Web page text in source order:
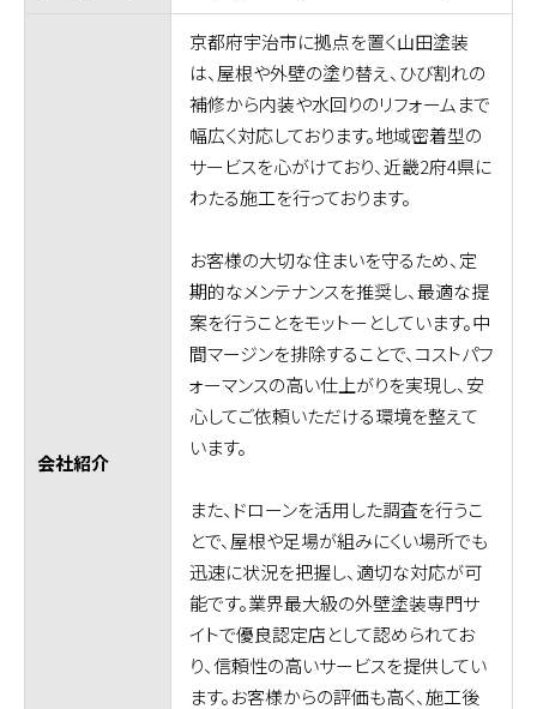
会社紹介
京都府宇治市に拠点を置く山田塗装
は、屋根や外壁の塗り替え、ひび割れの
補修から内装や水回りのリフォームまで
幅広く対応しております。地域密着型の
サービスを心がけており、近畿2府4県に
わたる施工を行っております。
お客様の大切な住まいを守るため、定
期的なメンテナンスを推奨し、最適な提
案を行うことをモットーとしています。中
間マージンを排除することで、コストパフ
ォーマンスの高い仕上がりを実現し、安
心してご依頼いただける環境を整えて
います。
また、ドローンを活用した調査を行うこ
とで、屋根や足場が組みにくい場所でも
迅速に状況を把握し、適切な対応が可
能です。業界最大級の外壁塗装専門サ
イトで優良認定店として認められてお
り、信頼性の高いサービスを提供してい
ます。お客様からの評価も高く、施工後